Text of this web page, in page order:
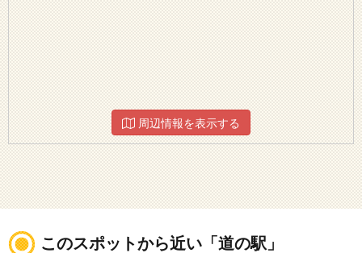
周辺情報を表示する
このスポットから近い「道の駅」